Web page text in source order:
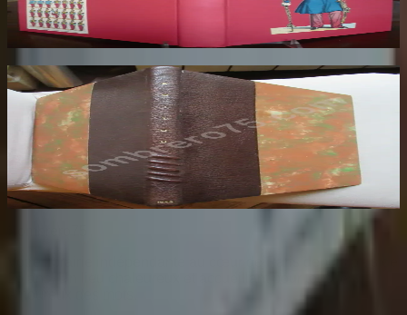
PERROUT Rene
Ceux des Pays d'Ouest. Poitou. Aunis.
Saintonge. Angoumois. Types et Coutumes.
Dessins Originaux De Rosamonde Et Henri
Plisson
FOMBEURE Maurice
45€
Votre librairie indépendante au cœur de Paris depuis plus de
25 ans. Un lieu chaleureux et accueillant pour tous les